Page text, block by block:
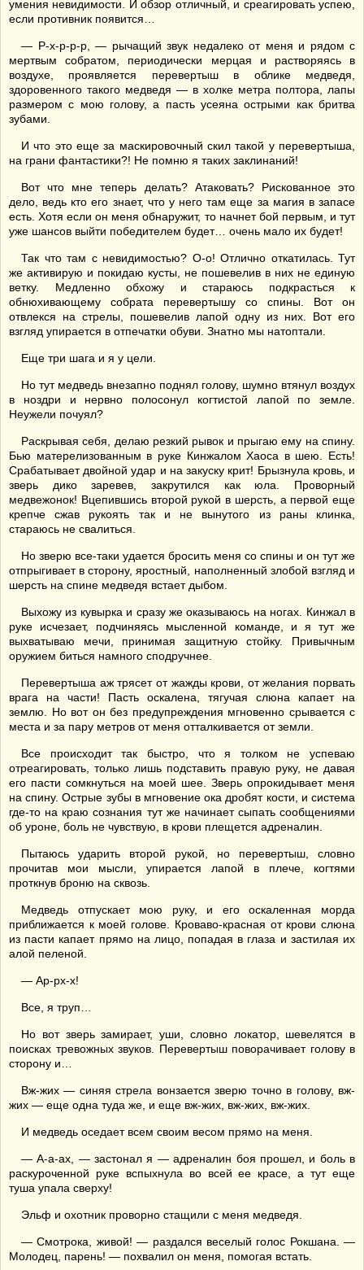
умения невидимости. И обзор отличный, и среагировать успею,
если противник появится…
— Р-х-р-р-р, — рычащий звук недалеко от меня и рядом с
мертвым собратом, периодически мерцая и растворяясь в
воздухе, проявляется перевертыш в облике медведя,
здоровенного такого медведя — в холке метра полтора, лапы
размером с мою голову, а пасть усеяна острыми как бритва
зубами.
И что это еще за маскировочный скил такой у перевертыша,
на грани фантастики?! Не помню я таких заклинаний!
Вот что мне теперь делать? Атаковать? Рискованное это
дело, ведь кто его знает, что у него там еще за магия в запасе
есть. Хотя если он меня обнаружит, то начнет бой первым, и тут
уже шансов выйти победителем будет… очень мало их будет!
Так что там с невидимостью? О-о! Отлично откатилась. Тут
же активирую и покидаю кусты, не пошевелив в них не единую
ветку. Медленно обхожу и стараюсь подкрасться к
обнюхивающему собрата перевертышу со спины. Вот он
отвлекся на стрелы, пошевелив лапой одну из них. Вот его
взгляд упирается в отпечатки обуви. Знатно мы натоптали.
Еще три шага и я у цели.
Но тут медведь внезапно поднял голову, шумно втянул воздух
в ноздри и нервно полосонул когтистой лапой по земле.
Неужели почуял?
Раскрывая себя, делаю резкий рывок и прыгаю ему на спину.
Бью матерелизованным в руке Кинжалом Хаоса в шею. Есть!
Срабатывает двойной удар и на закуску крит! Брызнула кровь, и
зверь дико заревев, закрутился как юла. Проворный
медвежонок! Вцепившись второй рукой в шерсть, а первой еще
крепче сжав рукоять так и не вынутого из раны клинка,
стараюсь не свалиться.
Но зверю все-таки удается бросить меня со спины и он тут же
отпрыгивает в сторону, яростный, наполненный злобой взгляд и
шерсть на спине медведя встает дыбом.
Выхожу из кувырка и сразу же оказываюсь на ногах. Кинжал в
руке исчезает, подчиняясь мысленной команде, и я тут же
выхватываю мечи, принимая защитную стойку. Привычным
оружием биться намного сподручнее.
Перевертыша аж трясет от жажды крови, от желания порвать
врага на части! Пасть оскалена, тягучая слюна капает на
землю. Но вот он без предупреждения мгновенно срывается с
места и за пару метров от меня отталкивается от земли.
Все происходит так быстро, что я толком не успеваю
отреагировать, только лишь подставить правую руку, не давая
его пасти сомкнуться на моей шее. Зверь опрокидывает меня
на спину. Острые зубы в мгновение ока дробят кости, и система
где-то на краю сознания тут же начинает сыпать сообщениями
об уроне, боль не чувствую, в крови плещется адреналин.
Пытаюсь ударить второй рукой, но перевертыш, словно
прочитав мои мысли, упирается лапой в плече, когтями
проткнув броню на сквозь.
Медведь отпускает мою руку, и его оскаленная морда
приближается к моей голове. Кроваво-красная от крови слюна
из пасти капает прямо на лицо, попадая в глаза и застилая их
алой пеленой.
— Ар-рх-х!
Все, я труп…
Но вот зверь замирает, уши, словно локатор, шевелятся в
поисках тревожных звуков. Перевертыш поворачивает голову в
сторону и…
Вж-жих — синяя стрела вонзается зверю точно в голову, вж-
жих — еще одна туда же, и еще вж-жих, вж-жих, вж-жих.
И медведь оседает всем своим весом прямо на меня.
— А-а-ах, — застонал я — адреналин боя прошел, и боль в
раскуроченной руке вспыхнула во всей ее красе, а тут еще
туша упала сверху!
Эльф и охотник проворно стащили с меня медведя.
— Смотрока, живой! — раздался веселый голос Рокшана. —
Молодец, парень! — похвалил он меня, помогая встать.